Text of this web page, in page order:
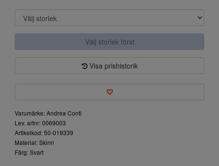
Välj storlek först
Visa prishistorik
Varumärke: Andrea Conti
Lev. artnr: 0069003
Artikelkod: 50-019339
Material: Skinn
Färg: Svart